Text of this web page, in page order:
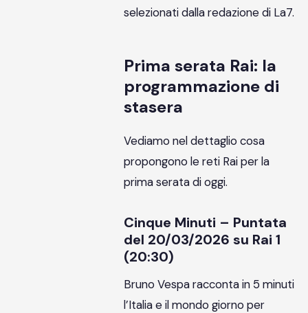
selezionati dalla redazione di La7.
Prima serata Rai: la
programmazione di
stasera
Vediamo nel dettaglio cosa
propongono le reti Rai per la
prima serata di oggi.
Cinque Minuti – Puntata
del 20/03/2026 su Rai 1
(20:30)
Bruno Vespa racconta in 5 minuti
l’Italia e il mondo giorno per